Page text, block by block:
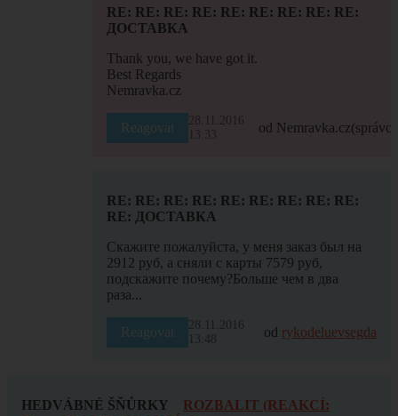
RE: RE: RE: RE: RE: RE: RE: RE: RE:
ДОСТАВКА
Thank you, we have got it.
Best Regards
Nemravka.cz
Reagovat
28.11.2016
od Nemravka.cz
RE: RE: RE: RE: RE: RE: RE: RE: RE:
RE: ДОСТАВКА
Скажите пожалуйста, у меня заказ был на
2912 руб, а сняли с карты 7579 руб,
подскажите почему?Больше чем в два
раза...
Reagovat
28.11.2016
13:48
od rykodeluevsegda
HEDVÁBNÉ ŠŇŮRKY
ROZBALIT (REAKCÍ: